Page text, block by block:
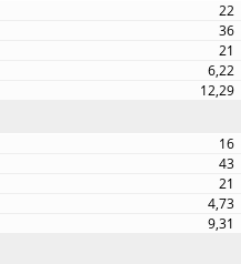
22
36
21
6,22
12,29
16
43
21
4,73
9,31